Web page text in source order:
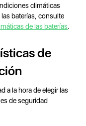
climáticas
baterías, consulte
de las baterías.
de
a la hora de elegir las
de seguridad